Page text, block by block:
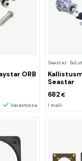
ORB
Varastossa
Seastar
Seastar
682 €
1 malli